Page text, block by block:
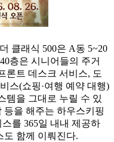
클래식 500은 A동 5~20
층은 시니어들의 주거
론트 데스크 서비스, 도
스(쇼핑·여행 예약 대행)
템을 그대로 누릴 수 있
등을 해주는 하우스키핑
를 365일 내내 제공하
도 함께 이뤄진다.